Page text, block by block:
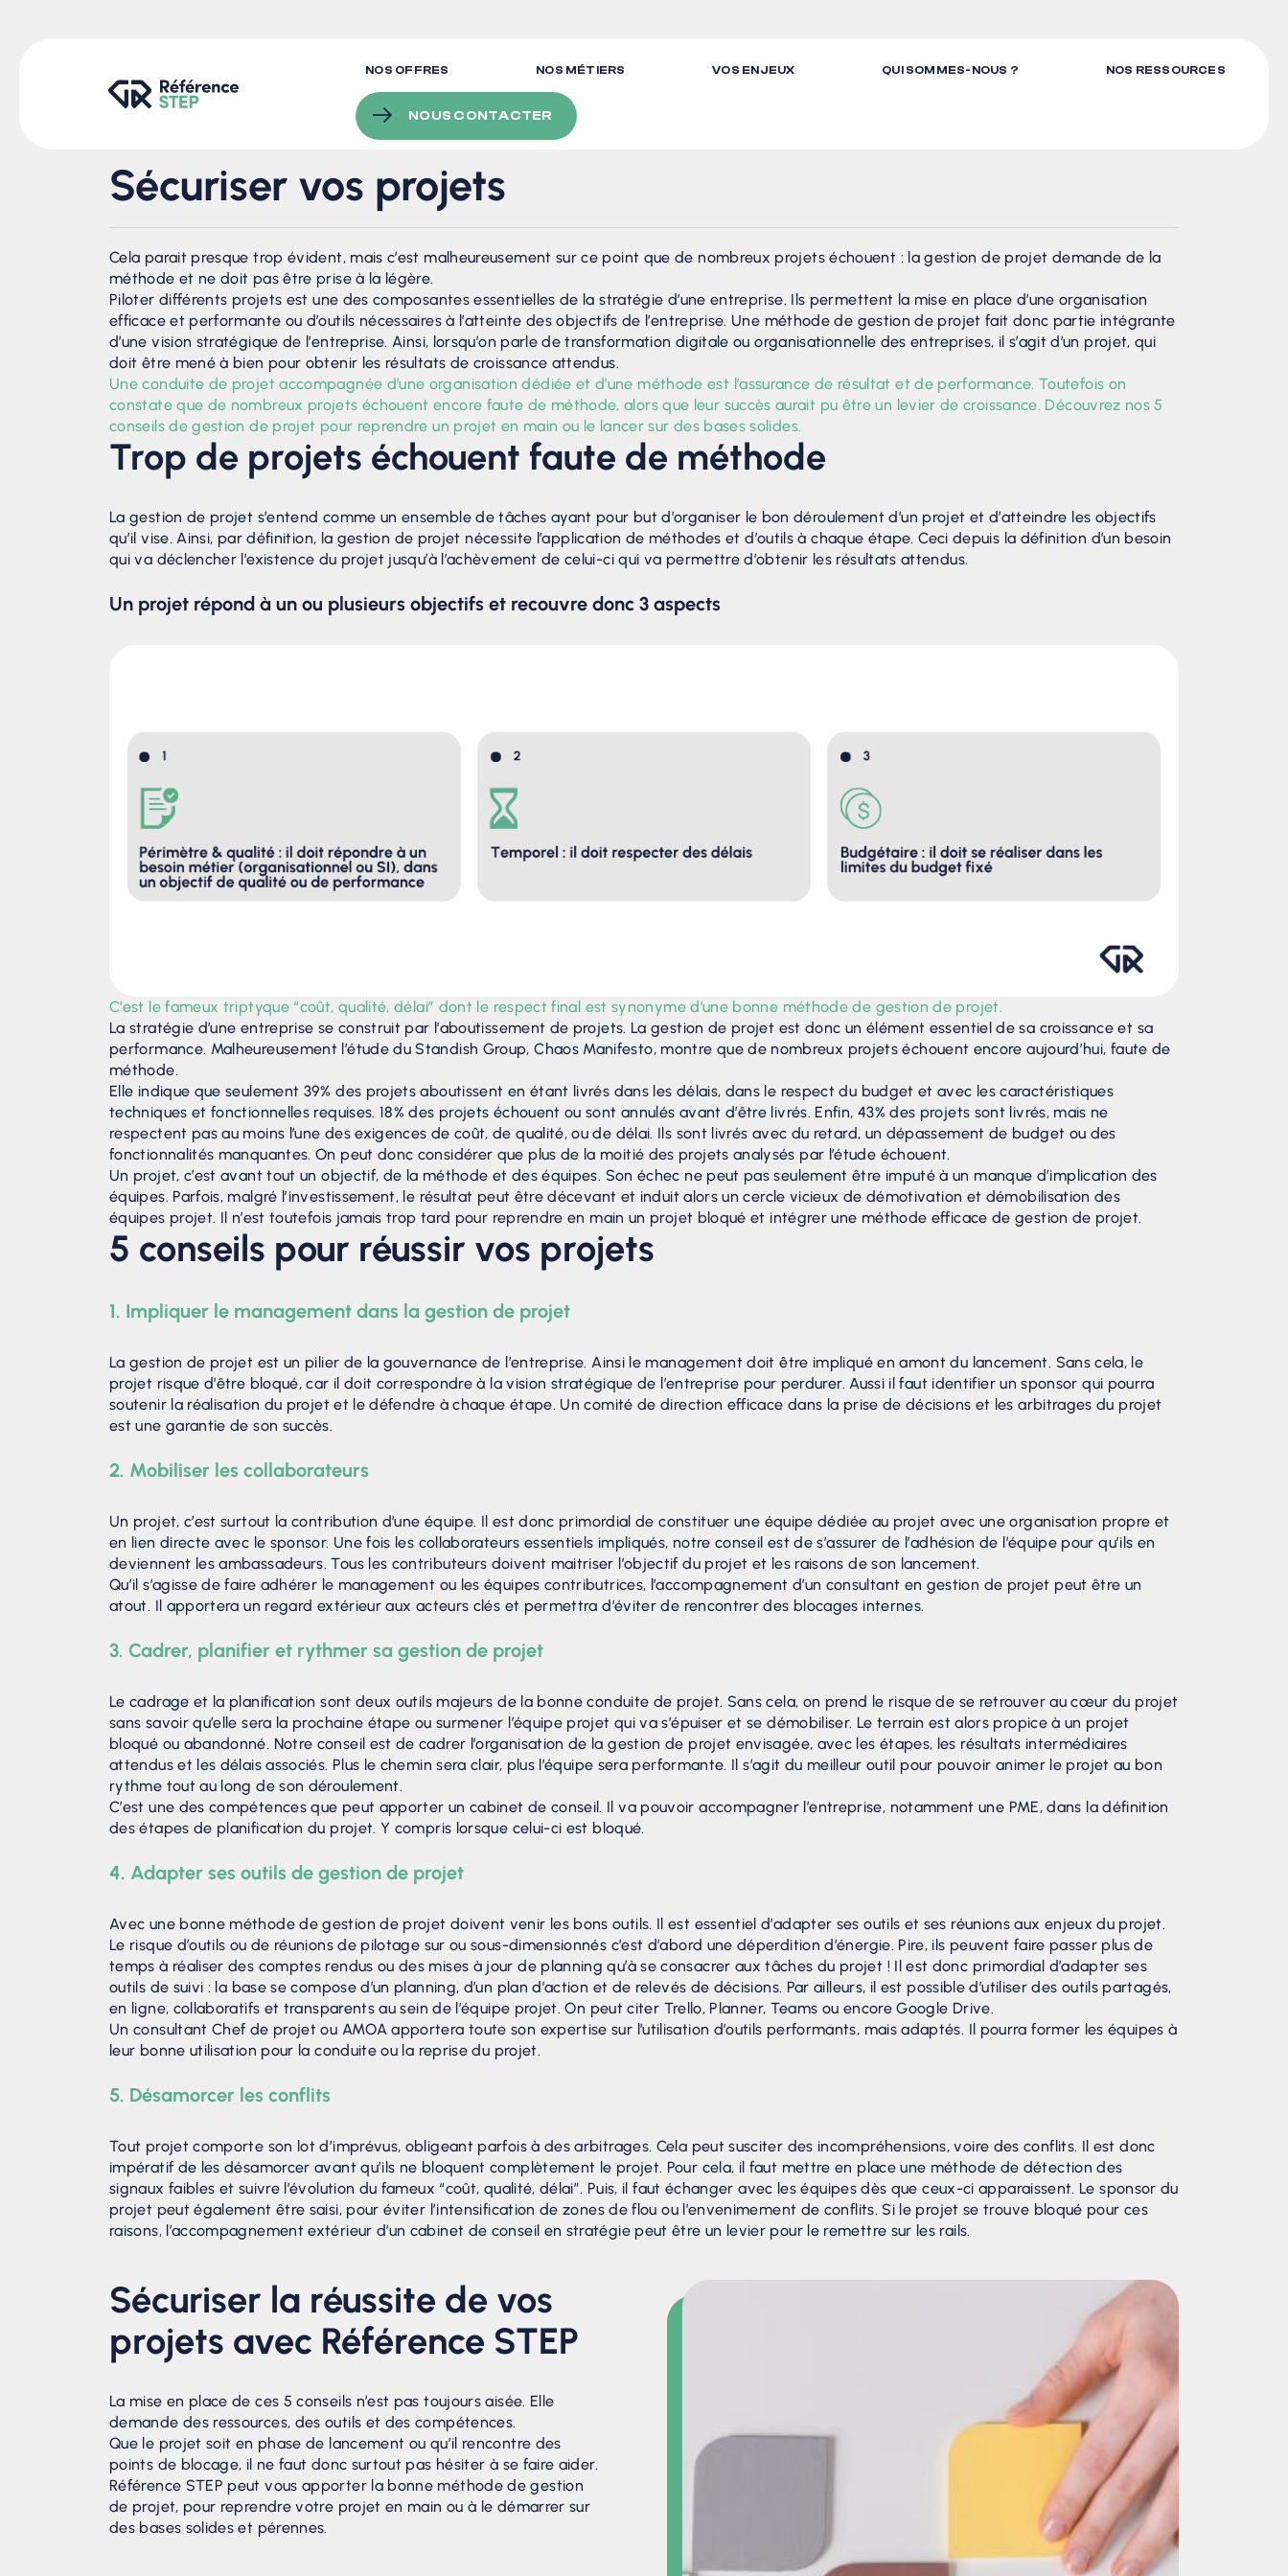
NOS OFFRES NOS MÉTIERS VOS ENJEUX QUI SOMMES-NOUS ? NOS RESSOURCES
NOUS CONTACTER
Sécuriser vos projets
Cela parait presque trop évident, mais c’est malheureusement sur ce point que de nombreux projets échouent : la gestion de projet demande de la
méthode et ne doit pas être prise à la légère.
Piloter différents projets est une des composantes essentielles de la stratégie d’une entreprise. Ils permettent la mise en place d’une organisation
efficace et performante ou d’outils nécessaires à l’atteinte des objectifs de l’entreprise. Une méthode de gestion de projet fait donc partie intégrante
d’une vision stratégique de l’entreprise. Ainsi, lorsqu’on parle de transformation digitale ou organisationnelle des entreprises, il s’agit d’un projet, qui
doit être mené à bien pour obtenir les résultats de croissance attendus.
Une conduite de projet accompagnée d’une organisation dédiée et d’une méthode est l’assurance de résultat et de performance. Toutefois on
constate que de nombreux projets échouent encore faute de méthode, alors que leur succès aurait pu être un levier de croissance. Découvrez nos 5
conseils de gestion de projet pour reprendre un projet en main ou le lancer sur des bases solides.
Trop de projets échouent faute de méthode
La gestion de projet s’entend comme un ensemble de tâches ayant pour but d’organiser le bon déroulement d’un projet et d’atteindre les objectifs
qu’il vise. Ainsi, par définition, la gestion de projet nécessite l’application de méthodes et d’outils à chaque étape. Ceci depuis la définition d’un besoin
qui va déclencher l’existence du projet jusqu’à l’achèvement de celui-ci qui va permettre d’obtenir les résultats attendus.
Un projet répond à un ou plusieurs objectifs et recouvre donc 3 aspects
C’est le fameux triptyque “coût, qualité, délai” dont le respect final est synonyme d’une bonne méthode de gestion de projet.
La stratégie d’une entreprise se construit par l’aboutissement de projets. La gestion de projet est donc un élément essentiel de sa croissance et sa
performance. Malheureusement l’étude du Standish Group, Chaos Manifesto, montre que de nombreux projets échouent encore aujourd’hui, faute de
méthode.
Elle indique que seulement 39% des projets aboutissent en étant livrés dans les délais, dans le respect du budget et avec les caractéristiques
techniques et fonctionnelles requises. 18% des projets échouent ou sont annulés avant d’être livrés. Enfin, 43% des projets sont livrés, mais ne
respectent pas au moins l’une des exigences de coût, de qualité, ou de délai. Ils sont livrés avec du retard, un dépassement de budget ou des
fonctionnalités manquantes. On peut donc considérer que plus de la moitié des projets analysés par l’étude échouent.
Un projet, c’est avant tout un objectif, de la méthode et des équipes. Son échec ne peut pas seulement être imputé à un manque d’implication des
équipes. Parfois, malgré l’investissement, le résultat peut être décevant et induit alors un cercle vicieux de démotivation et démobilisation des
équipes projet. Il n’est toutefois jamais trop tard pour reprendre en main un projet bloqué et intégrer une méthode efficace de gestion de projet.
5 conseils pour réussir vos projets
1. Impliquer le management dans la gestion de projet
La gestion de projet est un pilier de la gouvernance de l’entreprise. Ainsi le management doit être impliqué en amont du lancement. Sans cela, le
projet risque d’être bloqué, car il doit correspondre à la vision stratégique de l’entreprise pour perdurer. Aussi il faut identifier un sponsor qui pourra
soutenir la réalisation du projet et le défendre à chaque étape. Un comité de direction efficace dans la prise de décisions et les arbitrages du projet
est une garantie de son succès.
2. Mobiliser les collaborateurs
Un projet, c’est surtout la contribution d’une équipe. Il est donc primordial de constituer une équipe dédiée au projet avec une organisation propre et
en lien directe avec le sponsor. Une fois les collaborateurs essentiels impliqués, notre conseil est de s’assurer de l’adhésion de l’équipe pour qu’ils en
deviennent les ambassadeurs. Tous les contributeurs doivent maitriser l’objectif du projet et les raisons de son lancement.
Qu’il s’agisse de faire adhérer le management ou les équipes contributrices, l’accompagnement d’un consultant en gestion de projet peut être un
atout. Il apportera un regard extérieur aux acteurs clés et permettra d’éviter de rencontrer des blocages internes.
3. Cadrer, planifier et rythmer sa gestion de projet
Le cadrage et la planification sont deux outils majeurs de la bonne conduite de projet. Sans cela, on prend le risque de se retrouver au cœur du projet
sans savoir qu’elle sera la prochaine étape ou surmener l’équipe projet qui va s’épuiser et se démobiliser. Le terrain est alors propice à un projet
bloqué ou abandonné. Notre conseil est de cadrer l’organisation de la gestion de projet envisagée, avec les étapes, les résultats intermédiaires
attendus et les délais associés. Plus le chemin sera clair, plus l’équipe sera performante. Il s’agit du meilleur outil pour pouvoir animer le projet au bon
rythme tout au long de son déroulement.
C’est une des compétences que peut apporter un cabinet de conseil. Il va pouvoir accompagner l’entreprise, notamment une PME, dans la définition
des étapes de planification du projet. Y compris lorsque celui-ci est bloqué.
4. Adapter ses outils de gestion de projet
Avec une bonne méthode de gestion de projet doivent venir les bons outils. Il est essentiel d’adapter ses outils et ses réunions aux enjeux du projet.
Le risque d’outils ou de réunions de pilotage sur ou sous-dimensionnés c’est d’abord une déperdition d’énergie. Pire, ils peuvent faire passer plus de
temps à réaliser des comptes rendus ou des mises à jour de planning qu’à se consacrer aux tâches du projet ! Il est donc primordial d’adapter ses
outils de suivi : la base se compose d’un planning, d’un plan d’action et de relevés de décisions. Par ailleurs, il est possible d’utiliser des outils partagés,
en ligne, collaboratifs et transparents au sein de l’équipe projet. On peut citer Trello, Planner, Teams ou encore Google Drive.
Un consultant Chef de projet ou AMOA apportera toute son expertise sur l’utilisation d’outils performants, mais adaptés. Il pourra former les équipes à
leur bonne utilisation pour la conduite ou la reprise du projet.
5. Désamorcer les conflits
Tout projet comporte son lot d’imprévus, obligeant parfois à des arbitrages. Cela peut susciter des incompréhensions, voire des conflits. Il est donc
impératif de les désamorcer avant qu’ils ne bloquent complètement le projet. Pour cela, il faut mettre en place une méthode de détection des
signaux faibles et suivre l’évolution du fameux “coût, qualité, délai”. Puis, il faut échanger avec les équipes dès que ceux-ci apparaissent. Le sponsor du
projet peut également être saisi, pour éviter l’intensification de zones de flou ou l’envenimement de conflits. Si le projet se trouve bloqué pour ces
raisons, l’accompagnement extérieur d’un cabinet de conseil en stratégie peut être un levier pour le remettre sur les rails.
Sécuriser la réussite de vos
projets avec Référence STEP
La mise en place de ces 5 conseils n’est pas toujours aisée. Elle
demande des ressources, des outils et des compétences.
Que le projet soit en phase de lancement ou qu’il rencontre des
points de blocage, il ne faut donc surtout pas hésiter à se faire aider.
Référence STEP peut vous apporter la bonne méthode de gestion
de projet, pour reprendre votre projet en main ou à le démarrer sur
des bases solides et pérennes.